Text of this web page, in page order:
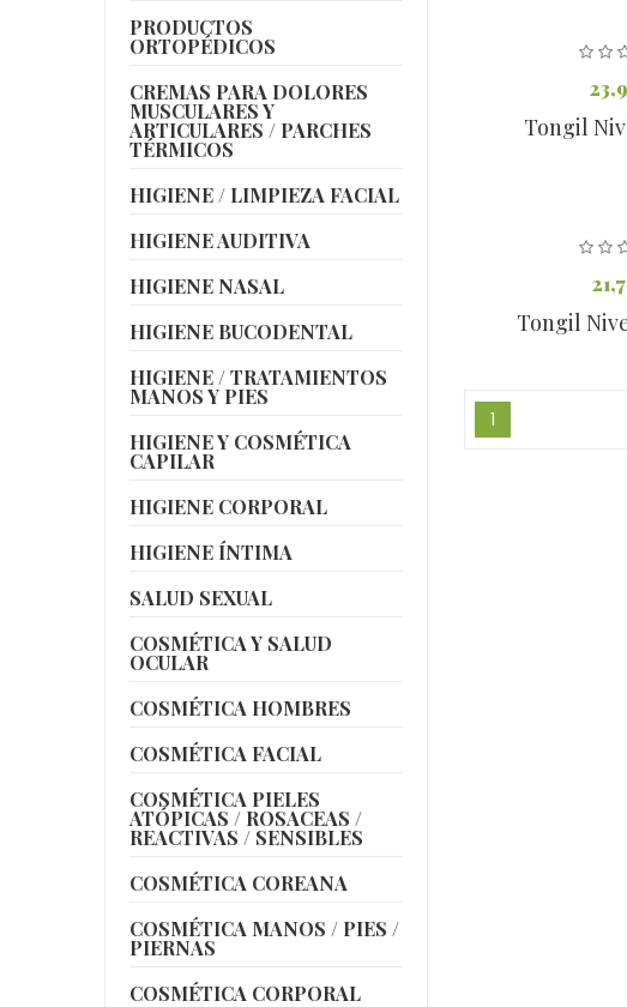
PRODUCTOS
ORTOPÉDICOS
CREMAS PARA DOLORES
MUSCULARES Y
ARTICULARES / PARCHES
TÉRMICOS
HIGIENE / LIMPIEZA FACIAL
HIGIENE AUDITIVA
HIGIENE NASAL
HIGIENE BUCODENTAL
HIGIENE / TRATAMIENTOS
MANOS Y PIES
HIGIENE Y COSMÉTICA
CAPILAR
HIGIENE CORPORAL
HIGIENE ÍNTIMA
SALUD SEXUAL
COSMÉTICA Y SALUD
OCULAR
COSMÉTICA HOMBRES
COSMÉTICA FACIAL
COSMÉTICA PIELES
ATÓPICAS / ROSACEAS /
REACTIVAS / SENSIBLES
COSMÉTICA COREANA
COSMÉTICA MANOS / PIES /
PIERNAS
COSMÉTICA CORPORAL
Tongil
Tongil
1